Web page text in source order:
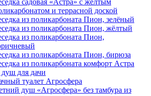
и террасной доской
из поликарбоната Пион, зелёный
из поликарбоната Пион, жёлтый
из поликарбоната Пион,
из поликарбоната Пион, бирюза
из поликарбоната комфорт Астра
для дачи
туалет Агросфера
душ «Агросфера» без тамбура из